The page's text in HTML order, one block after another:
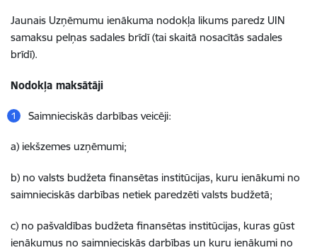
Jaunais Uzņēmumu ienākuma nodokļa likums paredz UIN
samaksu pelņas sadales brīdī (tai skaitā nosacītās sadales
brīdī).
Nodokļa maksātāji
Saimnieciskās darbības veicēji:
a) iekšzemes uzņēmumi;
b) no valsts budžeta finansētas institūcijas, kuru ienākumi no
saimnieciskās darbības netiek paredzēti valsts budžetā;
c) no pašvaldības budžeta finansētas institūcijas, kuras gūst
ienākumus no saimnieciskās darbības un kuru ienākumi no